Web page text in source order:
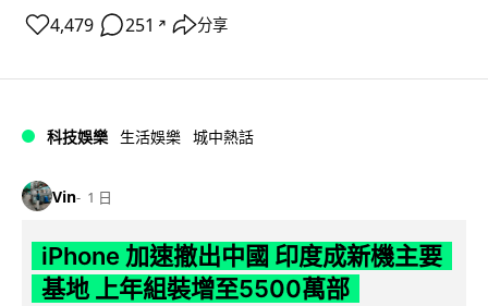
4,479 251 ↗ 分享
科技娛樂 生活娛樂 城中熱話
Vin 1 日
iPhone 加速撤出中國 印度成新機主要
基地 上年組裝增至5500萬部